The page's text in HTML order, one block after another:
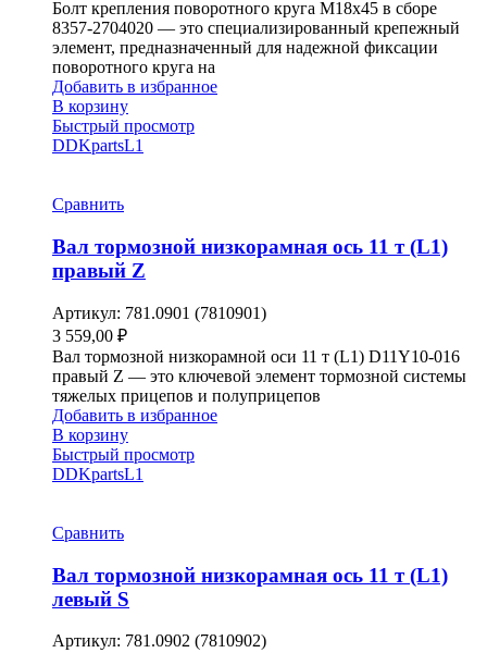
Болт крепления поворотного круга М18х45 в сборе
8357-2704020 — это специализированный крепежный
элемент, предназначенный для надежной фиксации
поворотного круга на
Добавить в избранное
В корзину
Быстрый просмотр
DDKpartsL1
Сравнить
Вал тормозной низкорамная ось 11 т (L1)
правый Z
Артикул: 781.0901 (7810901)
3 559,00 ₽
Вал тормозной низкорамной оси 11 т (L1) D11Y10-016
правый Z — это ключевой элемент тормозной системы
тяжелых прицепов и полуприцепов
Добавить в избранное
В корзину
Быстрый просмотр
DDKpartsL1
Сравнить
Вал тормозной низкорамная ось 11 т (L1)
левый S
Артикул: 781.0902 (7810902)